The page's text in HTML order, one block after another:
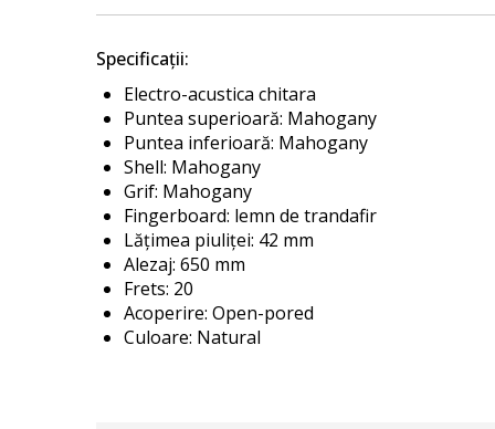
Specificații:
Electro-acustica chitara
Puntea superioară: Mahogany
Puntea inferioară: Mahogany
Shell: Mahogany
Grif: Mahogany
Fingerboard: lemn de trandafir
Lățimea piuliței: 42 mm
Alezaj: 650 mm
Frets: 20
Acoperire: Open-pored
Culoare: Natural